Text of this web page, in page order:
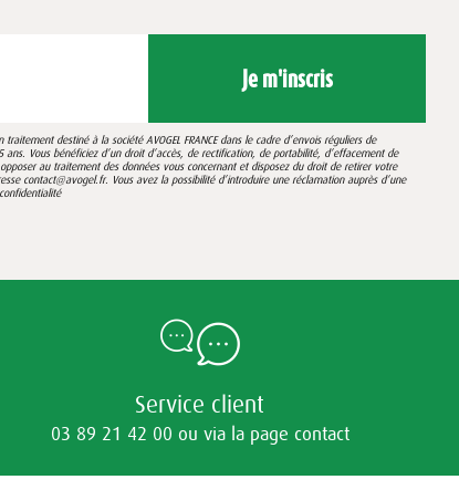
Je m'inscris
destiné à la société AVOGEL FRANCE dans le cadre d’envois réguliers de
Vous bénéficiez d’un droit d’accès, de rectification, de portabilité, d’effacement de
au traitement des données vous concernant et disposez du droit de retirer votre
contact@avogel.fr. Vous avez la possibilité d’introduire une réclamation auprès d’une
Service client
03 89 21 42 00 ou via la page contact